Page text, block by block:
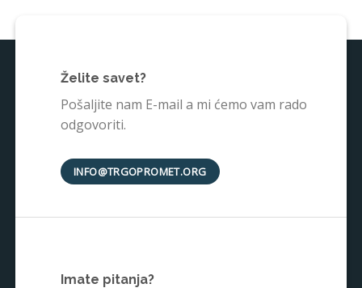
Želite savet?
Pošaljite nam E-mail a mi ćemo vam rado
odgovoriti.
INFO@TRGOPROMET.ORG
Imate pitanja?